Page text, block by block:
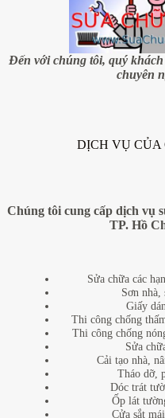
Đến với chúng tôi, quý
chuyên
DỊCH VỤ CỦA
Chúng tôi cung cấp dịch vụ
TP. Hồ
Sửa chữa các
Sơn nhà,
Giấy
Thi công chống
Thi công chống
Sửa
Cải tạo nhà,
Tháo dỡ,
Dóc trát
Ốp lát
Cửa sắt